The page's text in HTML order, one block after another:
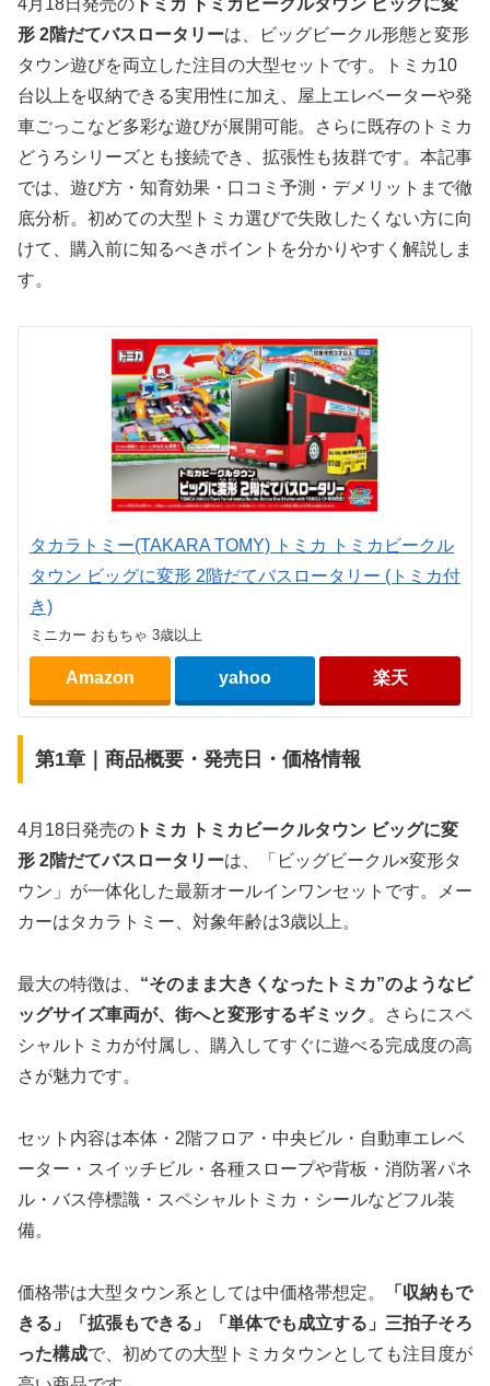
形 2階だてバスロータリーは、ビッグビークル形態と変形
タウン遊びを両立した注目の大型セットです。トミカ10
台以上を収納できる実用性に加え、屋上エレベーターや発
車ごっこなど多彩な遊びが展開可能。さらに既存のトミカ
どうろシリーズとも接続でき、拡張性も抜群です。本記事
では、遊び方・知育効果・口コミ予測・デメリットまで徹
底分析。初めての大型トミカ選びで失敗したくない方に向
けて、購入前に知るべきポイントを分かりやすく解説しま
す。
タカラトミー(TAKARA TOMY) トミカ トミカビークル
タウン ビッグに変形 2階だてバスロータリー (トミカ付
き)
ミニカー おもちゃ 3歳以上
Amazon yahoo 楽天
第1章｜商品概要・発売日・価格情報
4月18日発売の トミカ トミカビークルタウン ビッグに変
形 2階だてバスロータリーは、「ビッグビークル×変形タ
ウン」が一体化した最新オールインワンセットです。メー
カーはタカラトミー、対象年齢は3歳以上。
最大の特徴は、 “そのまま大きくなったトミカ”のようなビ
ッグサイズ車両が、街へと変形するギミック 。さらにスペ
シャルトミカが付属し、購入してすぐに遊べる完成度の高
さが魅力です。
セット内容は本体・2階フロア・中央ビル・自動車エレベ
ーター・スイッチビル・各種スロープや背板・消防署パネ
ル・バス停標識・スペシャルトミカ・シールなどフル装
備。
価格帯は大型タウン系としては中価格帯想定。
「収納もで
きる」「拡張もできる」「単体でも成立する」三拍子そろ
った構成で、初めての大型トミカタウンとしても注目度が